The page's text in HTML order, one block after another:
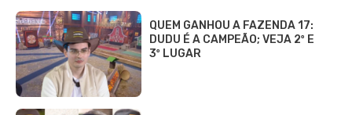
QUEM GANHOU A FAZENDA 17:
DUDU É A CAMPEÃO; VEJA 2º E
3º LUGAR